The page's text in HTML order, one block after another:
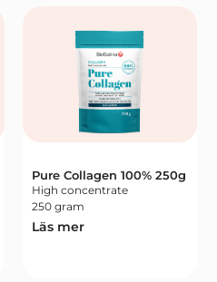
Pure Collagen 100% 250g
High concentrate
250 gram
Läs mer